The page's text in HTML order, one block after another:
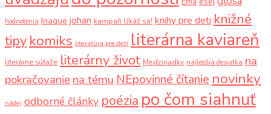
hodnotenia Inaque johan kampaň Ukáž sa! knihy pre deti knižné
tipy komiks literatúra pre deti literárna kaviareň
literárne súťaže literárny život Medziriadky najlepšia desiatka na
pokračovaniena tému NEpovinné čítanie novinky
nádej odborné články poézia po čom siahnuť